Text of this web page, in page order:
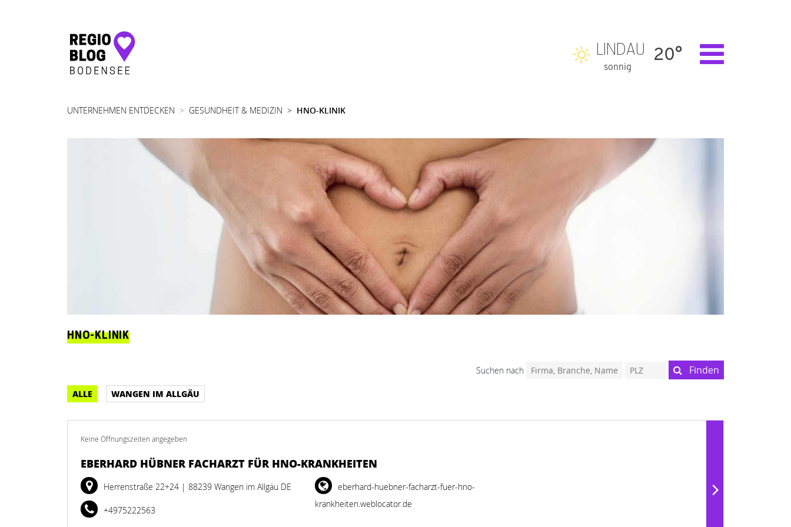
Hauptnavigation
LINDAU
sonnig
20°
UNTERNEHMEN ENTDECKEN GESUNDHEIT & MEDIZIN HNO-KLINIK
HNO-KLINIK
Suchen nach Finden
ALLE WANGEN IM ALLGÄU
Keine Öffnungszeiten angegeben
EBERHARD HÜBNER FACHARZT FÜR HNO-KRANKHEITEN
Herrenstraße 22+24 | 88239 Wangen im Allgäu DE
+4975222563
eberhard-huebner-facharzt-fuer-hno-
krankheiten.weblocator.de